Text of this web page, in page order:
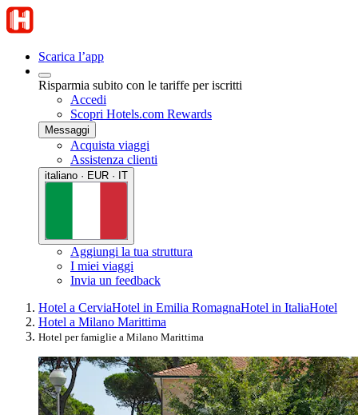
Scarica l’app
Risparmia subito con le tariffe per iscritti
Accedi
Scopri Hotels.com Rewards
Messaggi
Acquista viaggi
Assistenza clienti
italiano · EUR · IT
Aggiungi la tua struttura
I miei viaggi
Invia un feedback
Hotel a CerviaHotel in Emilia RomagnaHotel in ItaliaHotel
Hotel a Milano Marittima
Hotel per famiglie a Milano Marittima